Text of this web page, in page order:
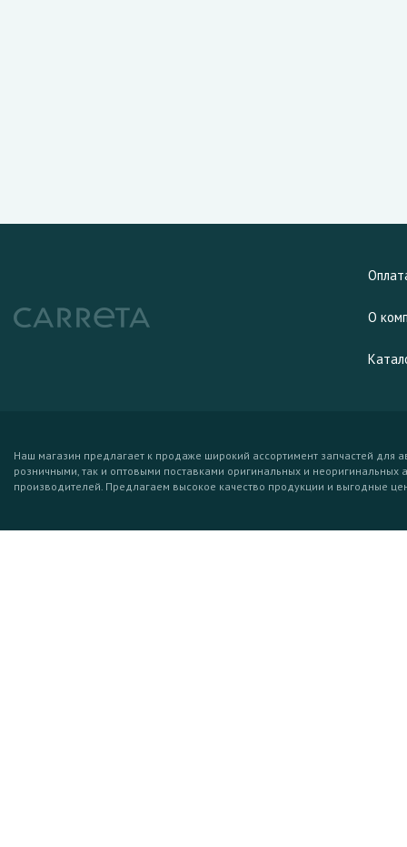
О
Наш магазин предлагает к продаже широкий ассортимент запчастей для
розничными, так и оптовыми поставками оригинальных и неоригинальных
производителей. Предлагаем высокое качество продукции и выгодные